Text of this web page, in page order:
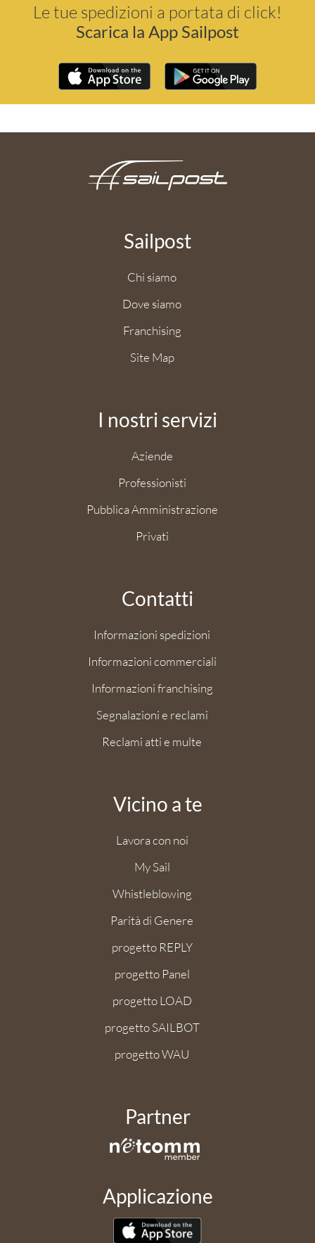
Le tue spedizioni a portata di click!
Scarica la App Sailpost
Sailpost
Chi siamo
Dove siamo
Franchising
Site Map
I nostri servizi
Aziende
Professionisti
Pubblica Amministrazione
Privati
Contatti
Informazioni spedizioni
Informazioni commerciali
Informazioni franchising
Segnalazioni e reclami
Reclami atti e multe
Vicino a te
Lavora con noi
My Sail
Whistleblowing
Parità di Genere
progetto REPLY
progetto Panel
progetto LOAD
progetto SAILBOT
progetto WAU
Partner
Applicazione